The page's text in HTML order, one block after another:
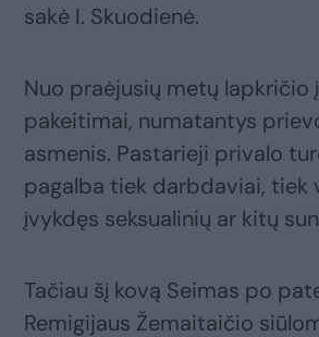
sakė I. Skuodienė.
Nuo praėjusių metų
pakeitimai, numatantys
asmenis. Pastarieji privalo
pagalba tiek darbdaviai, tiek
įvykdęs seksualinių ar kitų
Tačiau šį kovą Seimas po
Remigijaus Žemaitaičio